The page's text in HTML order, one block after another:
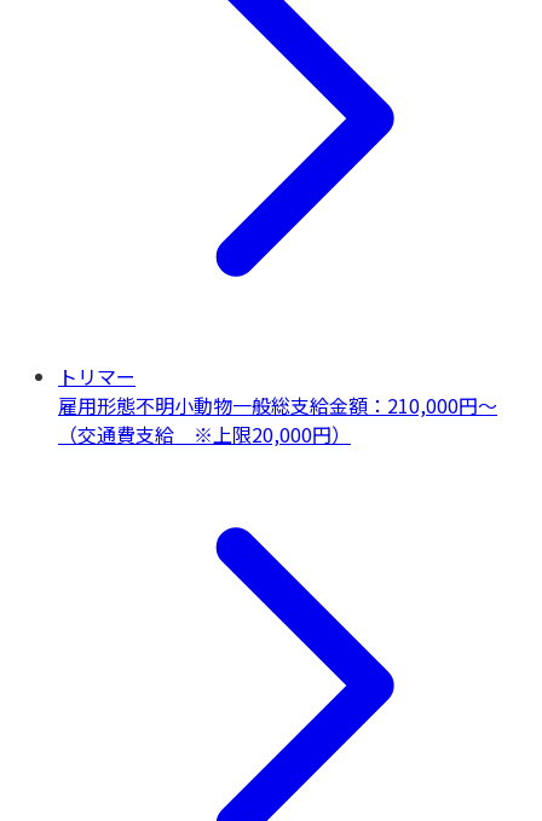
トリマー
雇用形態不明小動物一般総支給金額：210,000円～
（交通費支給 ※上限20,000円）